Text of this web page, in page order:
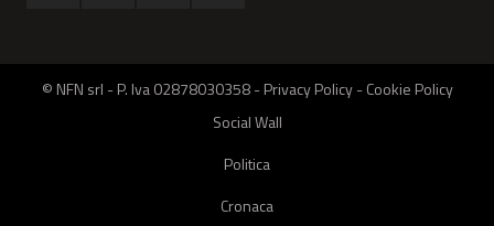
© NFN srl - P. Iva 02878030358 -Privacy Policy-Cookie Policy
Social Wall
Politica
Cronaca